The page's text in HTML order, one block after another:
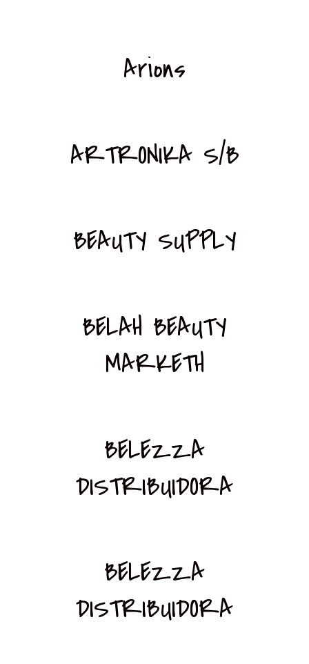
Arions
ARTRONIKA S/B
BEAUTY SUPPLY
BELAH BEAUTY
MARKETH
BELEZZA
DISTRIBUIDORA
BELEZZA
DISTRIBUIDORA